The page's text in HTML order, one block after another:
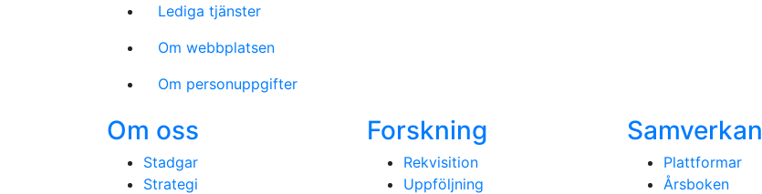
Lediga tjänster
Om webbplatsen
Om personuppgifter
Om oss
Stadgar
Strategi
Forskning
Rekvisition
Uppföljning
Samverkan
Plattformar
Årsboken